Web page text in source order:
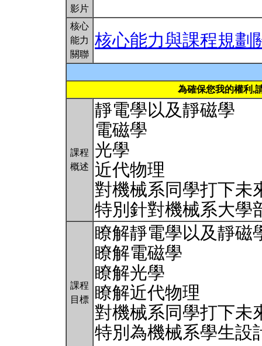
影片
核心
能力
關聯
核心能力與課程規劃
為確保您我的權利,
課程
概述
靜電學以及靜磁學
電磁學
光學
近代物理
對機械系同學打下未
特別針對機械系大
課程
目標
瞭解靜電學以及靜磁
瞭解電磁學
瞭解光學
瞭解近代物理
對機械系同學打下未
特別為機械系學生設